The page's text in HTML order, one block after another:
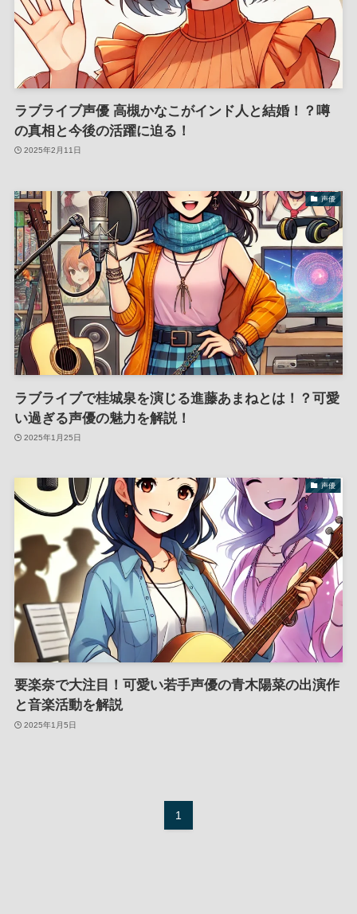
ラブライブ声優 高槻かなこがインド人と結婚！？噂
の真相と今後の活躍に迫る！
2025年2月11日
声優
ラブライブで桂城泉を演じる進藤あまねとは！？可愛
い過ぎる声優の魅力を解説！
2025年1月25日
声優
要楽奈で大注目！可愛い若手声優の青木陽菜の出演作
と音楽活動を解説
2025年1月5日
1